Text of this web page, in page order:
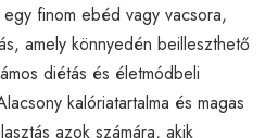
finom ebéd vagy vacsora,
amely könnyedén beilleszthető
diétás és életmódbeli
kalóriatartalma és magas
azok számára, akik